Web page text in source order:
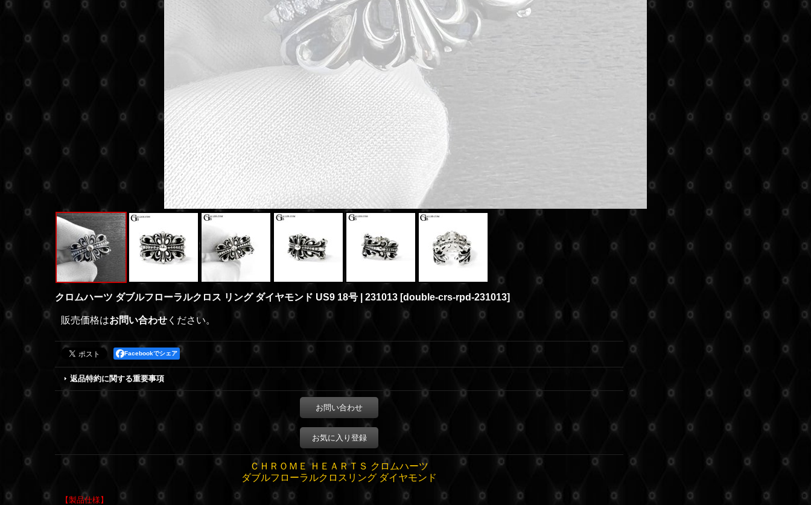
クロムハーツ ダブルフローラルクロス リング ダイヤモンド US9 18号 | 231013 [double-crs-rpd-231013]
販売価格はお問い合わせ ください。
Facebookでシェア
返品特約に関する重要事項
お問い合わせ
お気に入り登録
ＣＨＲＯＭＥ ＨＥＡＲＴＳ クロムハーツ
ダブルフローラルクロスリング ダイヤモンド
【製品仕様】